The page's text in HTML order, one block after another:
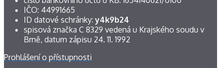
IČO: 44991665
ID datové schránky:y4k9b24
spisová značka C 8329 vedená u Krajského soudu v
Brně, datum zápisu 24. 11. 1992
Prohlášení o přístupnosti